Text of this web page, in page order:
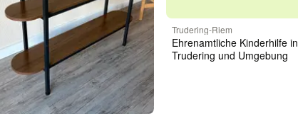
Trudering-Riem
Ehrenamtliche Kinderhilfe in
Trudering und Umgebung